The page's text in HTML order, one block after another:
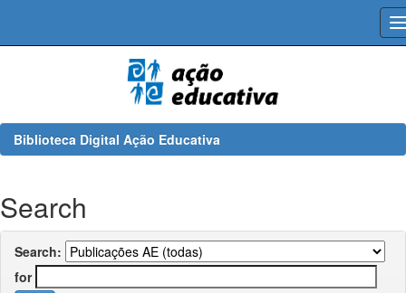
Biblioteca Digital Ação Educativa
Search
Search:
for